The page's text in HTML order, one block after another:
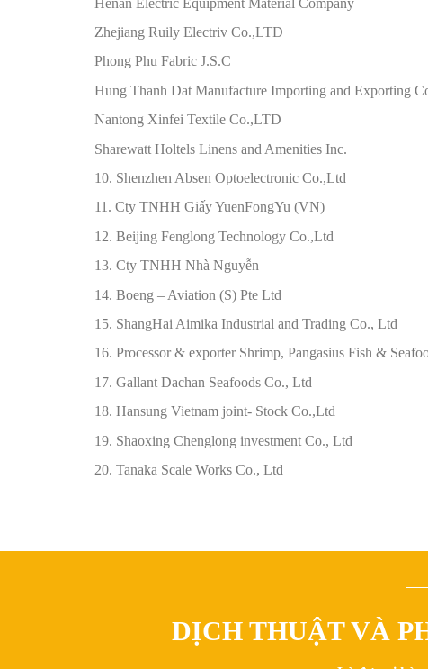
Zhejiang Ruily Electriv Co.,LTD
Phong Phu Fabric J.S.C
Hung Thanh Dat Manufacture Importing and Exporting
Nantong Xinfei Textile Co.,LTD
Sharewatt Holtels Linens and Amenities Inc.
10. Shenzhen Absen Optoelectronic Co.,Ltd
11. Cty TNHH Giấy YuenFongYu (VN)
12. Beijing Fenglong Technology Co.,Ltd
13. Cty TNHH Nhà Nguyễn
14. Boeng – Aviation (S) Pte Ltd
15. ShangHai Aimika Industrial and Trading Co., Ltd
16. Processor & exporter Shrimp, Pangasius Fish &
17. Gallant Dachan Seafoods Co., Ltd
18. Hansung Vietnam joint- Stock Co.,Ltd
19. Shaoxing Chenglong investment Co., Ltd
20. Tanaka Scale Works Co., Ltd
DỊCH THUẬT VÀ